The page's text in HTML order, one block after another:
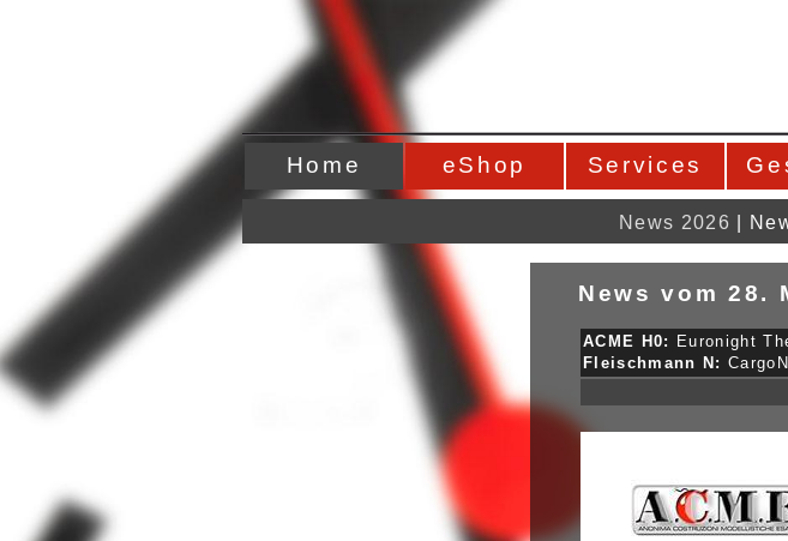
Home eShop Services
News 2026
News vom 28.
ACME H0: Euronight
Fleischmann N: